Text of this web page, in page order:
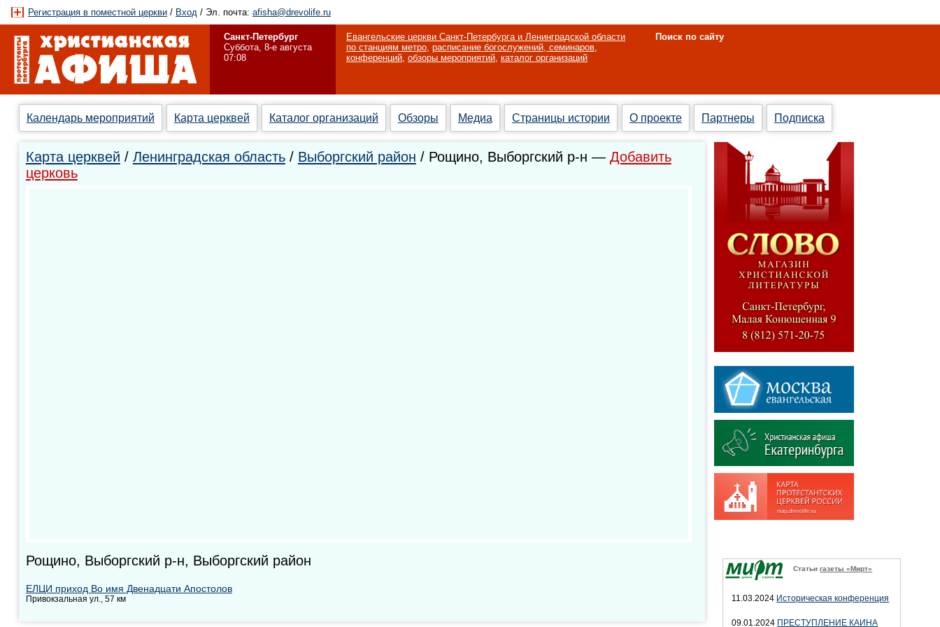
Регистрация в поместной церкви / Вход / Эл. почта: afisha@drevolife.ru
Санкт-Петербург
Суббота, 8-е августа
07:08
Евангельские церкви Санкт-Петербурга и Ленинградской области
по станциям метро, расписание богослужений, семинаров,
конференций, обзоры мероприятий, каталог организаций
Поиск по сайту
Календарь мероприятий Карта церквей Каталог организаций Обзоры Медиа Страницы истории О проекте Партнеры Подписка
Карта церквей / Ленинградская область/ Выборгский район / Рощино, Выборгский р-н — Добавить
церковь
Рощино, Выборгский р-н, Выборгский район
ЕЛЦИ приход Во имя Двенадцати Апостолов
Привокзальная ул., 57 км
Статьигазеты «Мирт»
11.03.2024 Историческая конференция
09.01.2024 ПРЕСТУПЛЕНИЕ КАИНА